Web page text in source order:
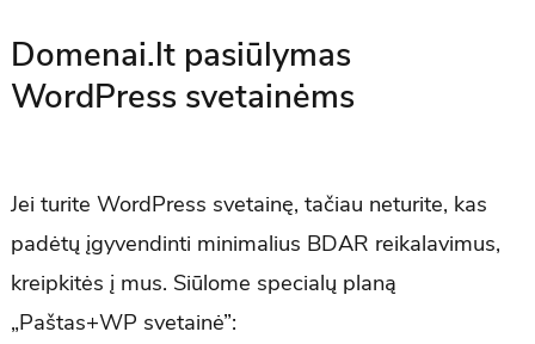
Domenai.lt pasiūlymas
WordPress svetainėms
Jei turite WordPress svetainę, tačiau neturite, kas
padėtų įgyvendinti minimalius BDAR reikalavimus,
kreipkitės į mus. Siūlome specialų planą
„Paštas+WP svetainė”: